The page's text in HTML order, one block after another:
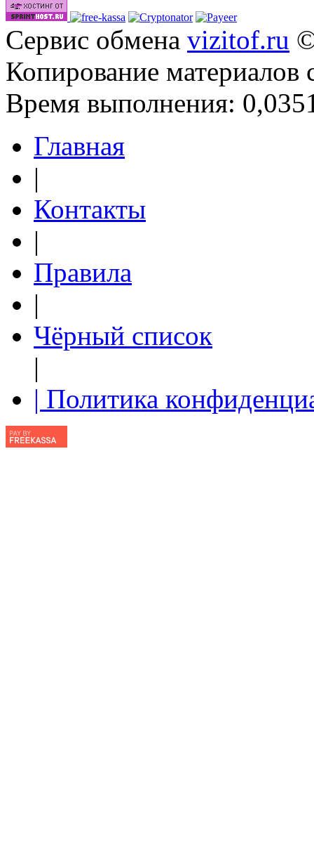
Сервис обмена vizitof.ru
Копирование материалов
Время выполнения:
Главная
|
Контакты
|
Правила
|
Чёрный список
|
| Политика